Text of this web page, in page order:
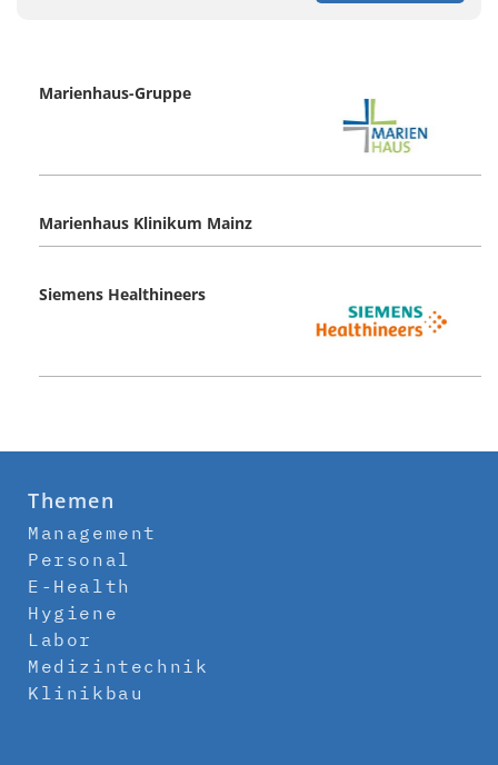
Marienhaus-Gruppe
Marienhaus Klinikum Mainz
Siemens Healthineers
Themen
Management
Personal
E-Health
Hygiene
Labor
Medizintechnik
Klinikbau